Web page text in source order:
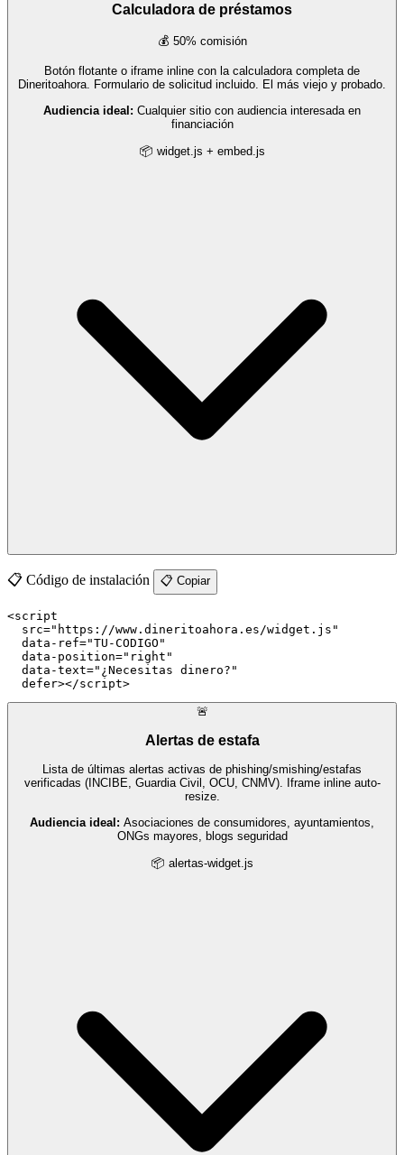
Calculadora de préstamos
💰 50% comisión
Botón flotante o iframe inline con la calculadora completa de
Dineritoahora. Formulario de solicitud incluido. El más viejo y probado.
Audiencia ideal: Cualquier sitio con audiencia interesada en
financiación
📦 widget.js + embed.js
📋 Código de instalación 📋 Copiar
<script
  src="https://www.dineritoahora.es/widget.js"
  data-ref="TU-CODIGO"
  data-position="right"
  data-text="¿Necesitas dinero?"
  defer></script>
🚨
Alertas de estafa
Lista de últimas alertas activas de phishing/smishing/estafas
verificadas (INCIBE, Guardia Civil, OCU, CNMV). Iframe inline auto-
resize.
Audiencia ideal: Asociaciones de consumidores, ayuntamientos,
ONGs mayores, blogs seguridad
📦 alertas-widget.js